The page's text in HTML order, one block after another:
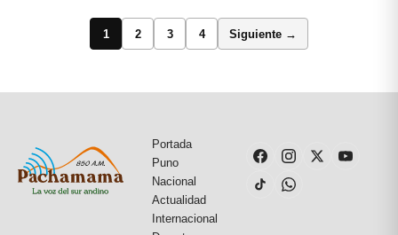
1 2 3 4 Siguiente →
Portada
Puno
Nacional
Actualidad
Internacional